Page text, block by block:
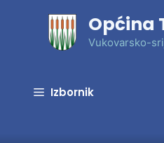
Općina
Vukovarsko-
Izbornik